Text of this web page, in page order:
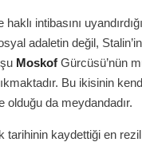
intibasını
adaletin değil,
Moskof Gürcüsü’nün
Bu ikisinin
olduğu da meydandadır.
tarihinin kaydettiği en